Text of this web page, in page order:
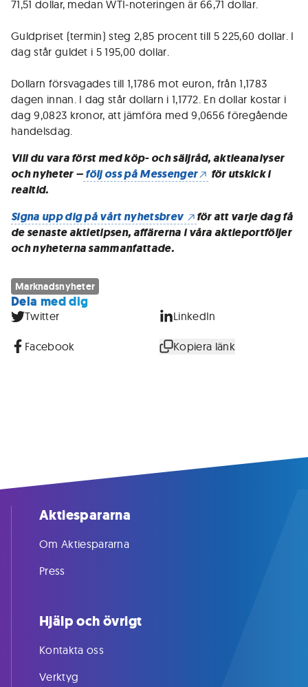
71,51 dollar, medan WTI-noteringen är 66,71 dollar.
Guldpriset (termin) steg 2,85 procent till 5 225,60 dollar. I
dag står guldet i 5 195,00 dollar.
Dollarn försvagades till 1,1786 mot euron, från 1,1783
dagen innan. I dag står dollarn i 1,1772. En dollar kostar i
dag 9,0823 kronor, att jämföra med 9,0656 föregående
handelsdag.
Vill du vara först med köp- och säljråd, aktieanalyser
och nyheter –följ oss på Messenger
för utskick i
realtid.
Signa upp dig på vårt nyhetsbrev
för att varje dag få
de senaste aktietipsen, affärerna i våra aktieportföljer
och nyheterna sammanfattade.
Marknadsnyheter
Dela med dig
Twitter LinkedIn
Facebook Kopiera länk
Aktiespararna
Om Aktiespararna
Press
Hjälp och övrigt
Kontakta oss
Verktyg